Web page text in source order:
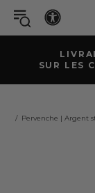
LIVRAISON
SUR LES
Pervenche | Argent